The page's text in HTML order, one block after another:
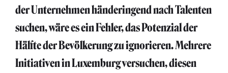
der Unternehmen händeringend nach Talenten
suchen, wäre es ein Fehler, das Potenzial der
Hälfte der Bevölkerung zu ignorieren. Mehrere
Initiativen in Luxemburg versuchen, diesen